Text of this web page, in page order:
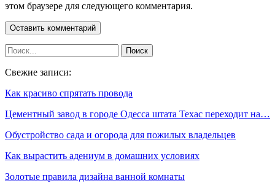
этом браузере для следующего комментария.
Свежие записи:
Как красиво спрятать провода
Цементный завод в городе Одесса штата Техас переходит на…
Обустройство сада и огорода для пожилых владельцев
Как вырастить адениум в домашних условиях
Золотые правила дизайна ванной комнаты